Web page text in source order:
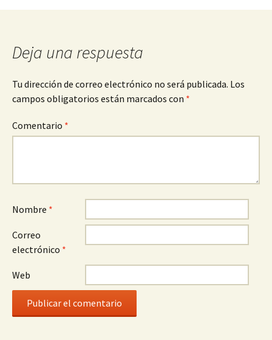
entradas
Deja una respuesta
Tu dirección de correo electrónico no será publicada. Los
campos obligatorios están marcados con *
Comentario *
Nombre *
Correo
electrónico *
Web